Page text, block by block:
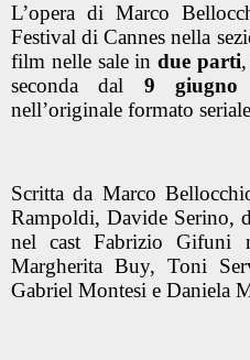
L’opera di Marco
Festival di Cannes nella
film nelle sale indue parti
seconda dal 9 giugno
nell’originale formato
Scritta da Marco
Rampoldi, Davide Serino,
nel cast Fabrizio
Margherita Buy, Toni
Gabriel Montesi e Daniela